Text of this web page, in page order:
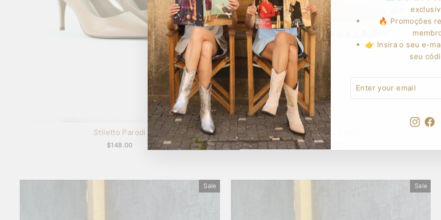
🔥 Promoções
👉 Insira o seu e-
seu
YOUR
Stiletto Parodi
$148.00
Mocassim Parodi
$183.00
Sale Sale